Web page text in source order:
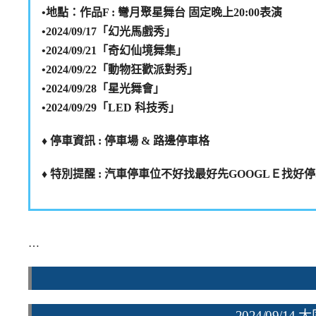
•地點：作品F : 彎月聚星舞台 固定晚上20:00表演
•2024/09/17「幻光馬戲秀」
•2024/09/21「奇幻仙境舞集」
•2024/09/22「動物狂歡派對秀」
•2024/09/28「星光舞會」
•2024/09/29「LED 科技秀」
♦️ 停車資訊 : 停車場 & 路邊停車格
♦️ 特別提醒 : 汽車停車位不好找最好先GOOGLＥ找好
…